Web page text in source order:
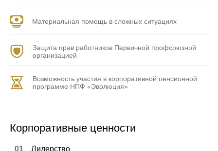
Материальная помощь в сложных ситуациях
Защита прав работников Первичной профсоюзной
организацией
Возможность участия в корпоративной пенсионной
программе НПФ «Эволюция»
Корпоративные ценности
01 Лидерство